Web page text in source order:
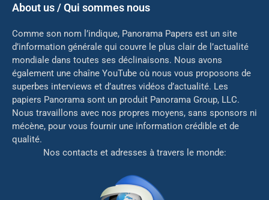
About us / Qui sommes nous
Comme son nom l’indique, Panorama Papers est un site
d’information générale qui couvre le plus clair de l’actualité
mondiale dans toutes ses déclinaisons. Nous avons
également une chaîne YouTube où nous vous proposons de
superbes interviews et d’autres vidéos d’actualité. Les
papiers Panorama sont un produit Panorama Group, LLC.
Nous travaillons avec nos propres moyens, sans sponsors ni
mécène, pour vous fournir une information crédible et de
qualité.
Nos contacts et adresses à travers le monde: